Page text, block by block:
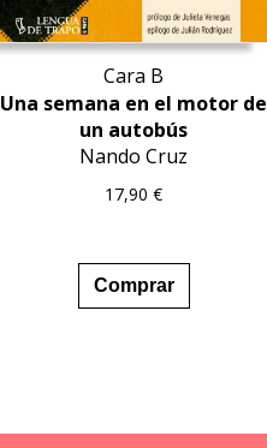
Cara B
Una semana en el motor de
un autobús
Nando Cruz
17,90€
Comprar